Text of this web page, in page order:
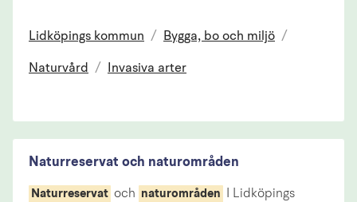
Lidköpings kommun / Bygga, bo och miljö /
Naturvård / Invasiva arter
Naturreservat och naturområden
Naturreservat och naturområden I Lidköpings